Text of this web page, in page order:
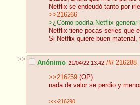
Netflix se endeudó tanto por
>>216266
>¿Cómo podría Netflix
Netflix tiene pocas series que
Si Netflix quiere buen material,
>> Anónimo 21/04/22 13:42 /#/ 216288
>>216259 (OP)
nada de valor se perdio y
>>>216290